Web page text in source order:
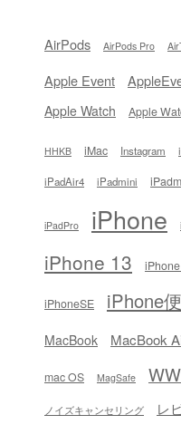
AirPods AirPods Pro
Apple Event
Apple Watch Apple
HHKB iMac Instagram
iPadAir4 iPadmini
iPadPro iPhone
iPhone 13
iPhoneSE iPhone
MacBook MacBook
mac OS MagSafe
ノイズキャンセリング レ